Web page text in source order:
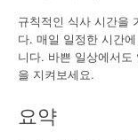
규칙적인 식사 시간을
다. 매일 일정한 시간
니다. 바쁜 일상에서
을 지켜보세요.
요약